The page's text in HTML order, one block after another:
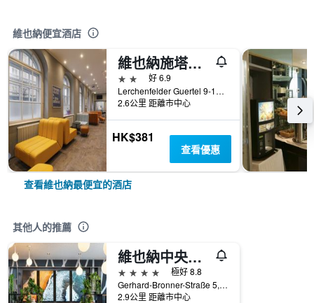
維也納便宜酒店
維也納施塔特哈勒A&O經濟型連鎖酒店
2星級
好 6.9
Lerchenfelder Guertel 9-11, 維也納, 維也納, 奧地利
2.6公里 距離市中心
HK$381
查看優惠
查看維也納最便宜的酒店
其他人的推薦
維也納中央火車站高級品質星辰酒店
4星級
極好 8.8
Gerhard-Bronner-Straße 5, 維也納, 維也納, 奧地利
2.9公里 距離市中心